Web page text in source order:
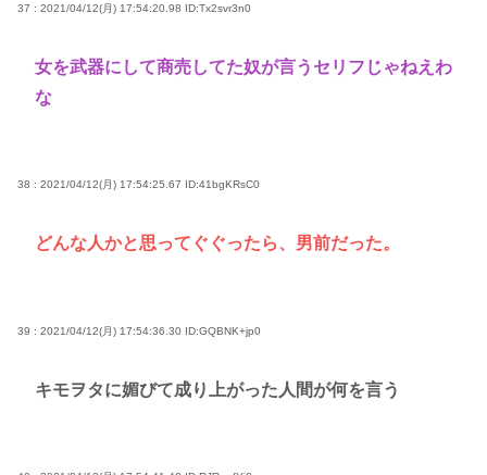
37 : 2021/04/12(月) 17:54:20.98 ID:Tx2svr3n0
女を武器にして商売してた奴が言うセリフじゃねえわ
な
38 : 2021/04/12(月) 17:54:25.67 ID:41bgKRsC0
どんな人かと思ってぐぐったら、男前だった。
39 : 2021/04/12(月) 17:54:36.30 ID:GQBNK+jp0
キモヲタに媚びて成り上がった人間が何を言う